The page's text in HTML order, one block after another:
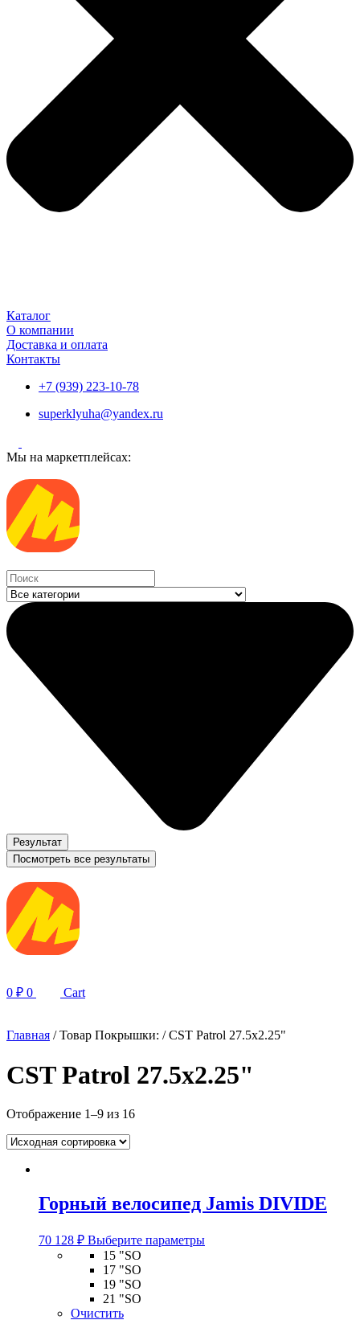
Каталог
О компании
Доставка и оплата
Контакты
+7 (939) 223-10-78
superklyuha@yandex.ru
Мы на маркетплейсах:
Search
...
Результат
Посмотреть все результаты
0 ₽ 0 Cart
Главная / Товар Покрышки: / CST Patrol 27.5x2.25"
CST Patrol 27.5x2.25"
Отображение 1–9 из 16
Горный велосипед Jamis DIVIDE
70 128 ₽ Выберите параметрыЭтот
15 "SO
17 "SO
19 "SO
21 "SO
Очистить